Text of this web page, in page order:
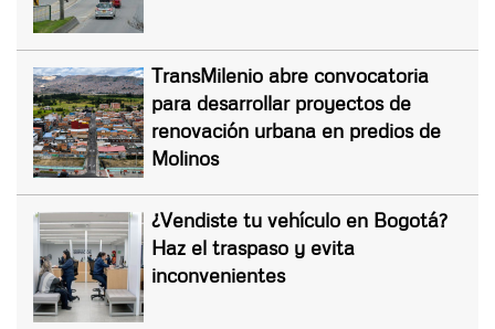
TransMilenio abre convocatoria
para desarrollar proyectos de
renovación urbana en predios de
Molinos
¿Vendiste tu vehículo en Bogotá?
Haz el traspaso y evita
inconvenientes